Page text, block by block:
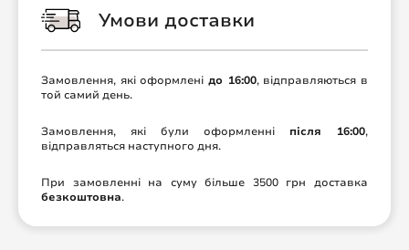
Умови доставки
Замовлення, які оформлені до 16:00, відправляються в
той самий день.
Замовлення, які були оформленні після 16:00,
відправляться наступного дня.
При замовленні на суму більше 3500 грн доставка
безкоштовна.